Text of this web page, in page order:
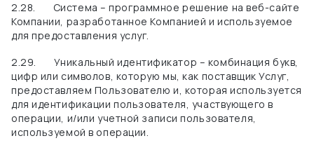
2.28.
Система – программное решение на веб-сайте
Компании, разработанное Компанией и используемое
для предоставления услуг.
2.29.
Уникальный идентификатор – комбинация букв,
цифр или символов, которую мы, как поставщик Услуг,
предоставляем Пользователю и, которая используется
для идентификации пользователя, участвующего в
операции, и/или учетной записи пользователя,
используемой в операции.